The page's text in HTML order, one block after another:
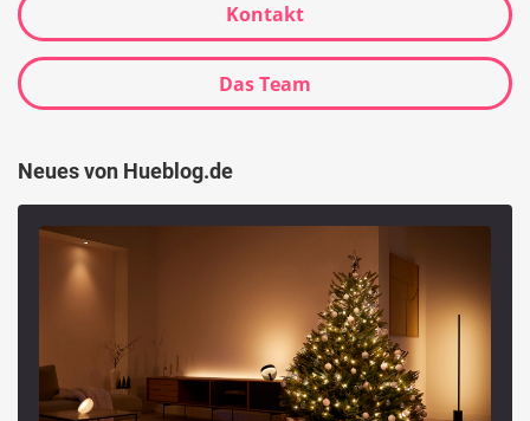
Kontakt
Das Team
Neues von Hueblog.de